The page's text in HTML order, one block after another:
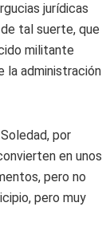
jurídicas
tal suerte, que
militante
la administración
por
en unos
pero no
pero muy